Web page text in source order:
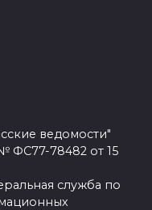
ведомости"
ФС77-78482 от 15
служба по